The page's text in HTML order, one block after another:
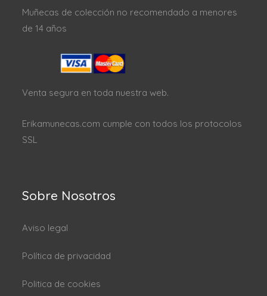
Muñecas de colección no recomendado a menores
de 14 años
Venta segura en toda nuestra web.
Erikamunecas.com cumple con todos los protocolos
SSL
Sobre Nosotros
Aviso legal
Política de privacidad
Politica de cookies